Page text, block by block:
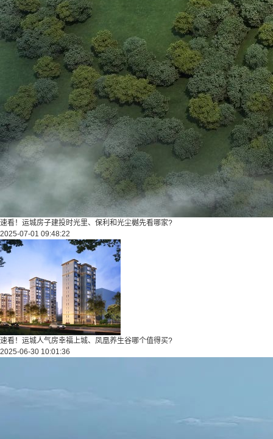
速看！运城房子建投时光里、保利和光尘樾先看哪家?
2025-07-01 09:48:22
速看！运城人气房幸福上城、凤凰养生谷哪个值得买?
2025-06-30 10:01:36